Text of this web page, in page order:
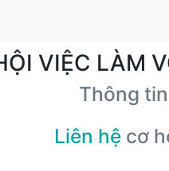
VIỆC LÀM
Thông
Liên hệ cơ